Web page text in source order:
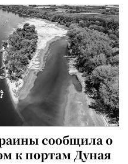
сообщила о
к портам Дуная